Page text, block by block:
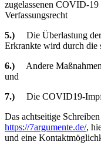
zugelassenen COVID-
Verfassungsrecht
5.) Die Überlastung
Erkrankte wird durch die
6.) Andere Maßnahmen
und
7.) Die COVID19-
Das achtseitige
https://7argumente.de/,
und eine